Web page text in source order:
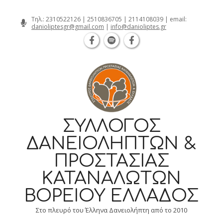
Τηλ.: 2310522126 | 2510836705 | 2114108039 | email:
danioliptesgr@gmail.com | info@danioliptes.gr
ΣΎΛΛΟΓΟΣ
ΔΑΝΕΙΟΛΗΠΤΏΝ &
ΠΡΟΣΤΑΣΊΑΣ
ΚΑΤΑΝΑΛΩΤΏΝ
ΒΟΡΕΊΟΥ ΕΛΛΆΔΟΣ
Στο πλευρό του Έλληνα Δανειολήπτη από το 2010